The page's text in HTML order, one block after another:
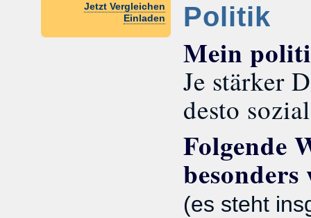
Jetzt Vergleichen
Einladen
Politik
Mein
Je stärker
desto
Folgende
(es steht